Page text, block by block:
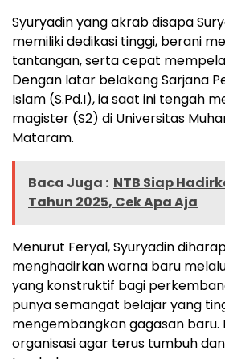
Syuryadin yang akrab disapa
memiliki dedikasi tinggi, berani
tantangan, serta cepat
Dengan latar belakang Sarjana
Islam (S.Pd.I), ia saat ini tengah
magister (S2) di Universitas
Mataram.
Baca Juga : NTB Siap
Tahun 2025, Cek Apa Aja
Menurut Feryal, Syuryadin
menghadirkan warna baru
yang konstruktif bagi
punya semangat belajar yang
mengembangkan gagasan baru.
organisasi agar terus tumbuh